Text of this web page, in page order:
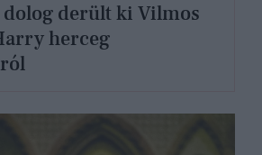
derült ki Vilmos
herceg